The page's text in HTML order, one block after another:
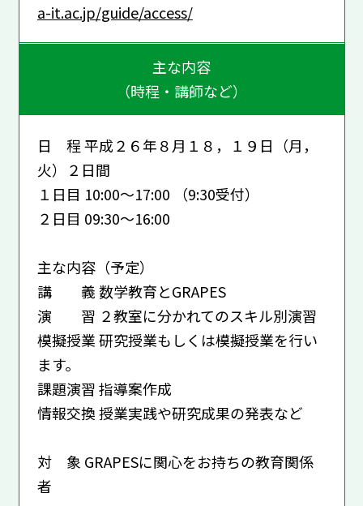
a-it.ac.jp/guide/access/
主な内容
（時程・講師など）
日 程 平成２６年８月１８，１９日（月，
火）２日間
１日目 10:00～17:00 （9:30受付）
２日目 09:30～16:00
主な内容（予定）
講 義 数学教育とGRAPES
演 習 ２教室に分かれてのスキル別演習
模擬授業 研究授業もしくは模擬授業を行い
ます。
課題演習 指導案作成
情報交換 授業実践や研究成果の発表など
対 象 GRAPESに関心をお持ちの教育関係
者